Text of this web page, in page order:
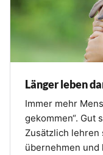
Länger leben
Immer mehr
gekommen“. Gut
Zusätzlich lehren
übernehmen